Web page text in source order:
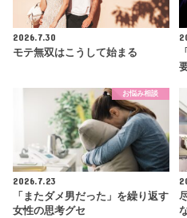
2026.7.30
モテ無双はこうして始まる
お悩み相談
2026.7.23
「またダメ男だった」を繰り返す
女性の思考グセ